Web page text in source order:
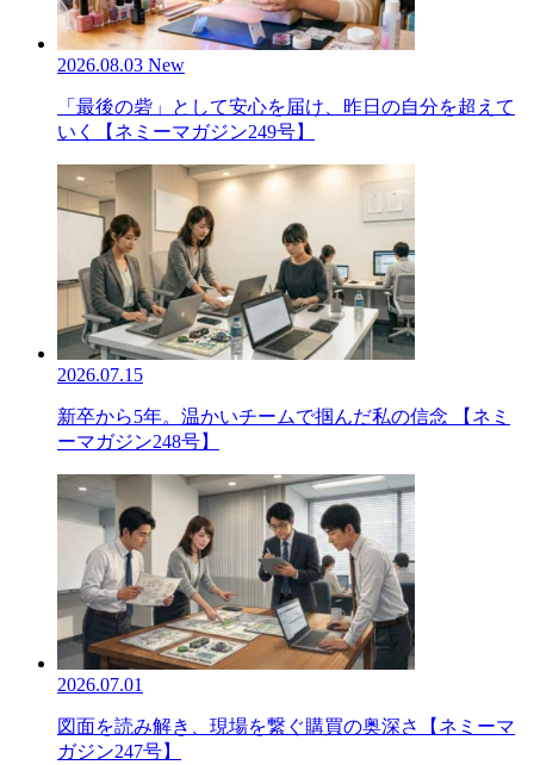
2026.08.03 New
「最後の砦」として安心を届け、昨日の自分を超えて
いく【ネミーマガジン249号】
2026.07.15
新卒から5年。温かいチームで掴んだ私の信念 【ネミ
ーマガジン248号】
2026.07.01
図面を読み解き、現場を繋ぐ購買の奥深さ【ネミーマ
ガジン247号】